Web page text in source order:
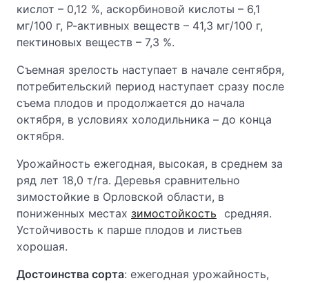
кислот – 0,12 %, аскорбиновой кислоты – 6,1
мг/100 г, Р-активных веществ – 41,3 мг/100 г,
пектиновых веществ – 7,3 %.
Съемная зрелость наступает в начале сентября,
потребительский период наступает сразу после
съема плодов и продолжается до начала
октября, в условиях холодильника – до конца
октября.
Урожайность ежегодная, высокая, в среднем за
ряд лет 18,0 т/га. Деревья сравнительно
зимостойкие в Орловской области, в
пониженных местах зимостойкость средняя.
Устойчивость к парше плодов и листьев
хорошая.
Достоинства сорта: ежегодная урожайность,